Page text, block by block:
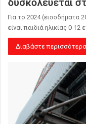
Για το 2024 (εισοδήματα
είναι παιδιά ηλικίας 0-
Διαβάστε